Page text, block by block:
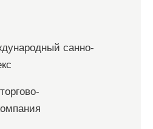
санно-